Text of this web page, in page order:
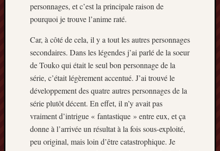
personnages, et c’est la principale raison de
pourquoi je trouve l’anime raté.
Car, à côté de cela, il y a tout les autres personnages
secondaires. Dans les légendes j’ai parlé de la soeur
de Touko qui était le seul bon personnage de la
série, c’était légèrement accentué. J’ai trouvé le
développement des quatre autres personnages de la
série plutôt décent. En effet, il n’y avait pas
vraiment d’intrigue « fantastique » entre eux, et ça
donne à l’arrivée un résultat à la fois sous-exploité,
peu original, mais loin d’être catastrophique. Je